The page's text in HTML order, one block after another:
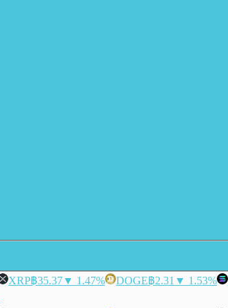
XRP฿35.37▼ 1.47% DOGE฿2.31 ▼ 1.53%